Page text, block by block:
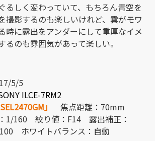
るしく変わっていて、もちろん青空を
撮影するのも楽しいけれど、雲がモワ
時に露出をアンダーにして重厚なイメ
るのも雰囲気があって楽しい。
5/5
ILCE-7RM2
SEL2470GM」
焦点距離：70mm
1/160 絞り値：F14 露出補正：
ホワイトバランス：自動